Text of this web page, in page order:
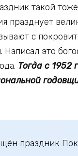
такой
празднует
с
это
Тогда с 1952
праздник